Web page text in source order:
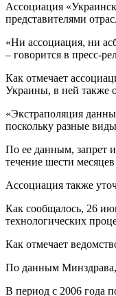
Ассоциация
представителями
«Ни ассоциация, ни
– говорится в пресс-
Как отмечает
Украины, в ней также
«Экстраполяция
поскольку разные
По ее данным, запрет
течение шести
Ассоциация также
Как сообщалось, 26
технологических
Как отмечает
По данным Минздрава,
В период с 2006 года